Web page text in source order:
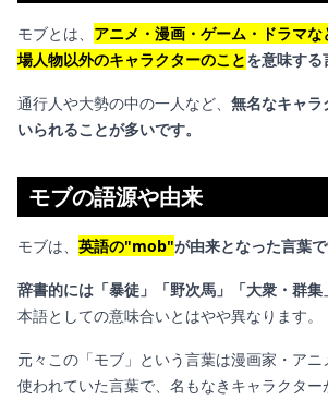
モブとは、 アニメ・漫画・ゲーム・ドラマ
場人物以外のキャラクターのことを意味する
通行人や大勢の中の一人など、 無名なキャラ
いられることが多いです。
モブの語源や由来
モブは、 英語の"mob"が由来となった言葉で
辞書的には「暴徒」「野次馬」「大衆・群集
本語としての意味合いとはやや異なります。
元々この「モブ」という言葉は漫画家・ア
使われていた言葉で、名もなきキャラクタ